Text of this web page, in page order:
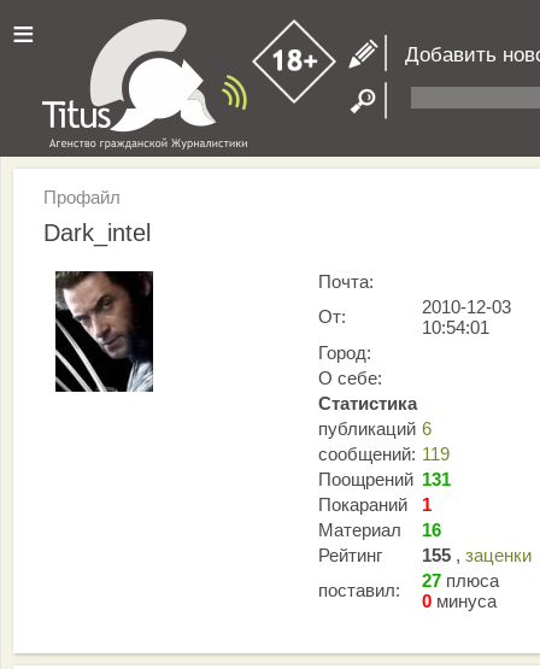
≡ Добавить
Профайл
Dark_intel
Почта:
От:
2010-12-03
10:54:01
Город:
О себе:
Статистика
публикаций 6
сообщений: 119
Поощрений 131
Покараний
1
Материал
16
Рейтинг
155 , заценки
поставил:
27 плюса
0 минуса